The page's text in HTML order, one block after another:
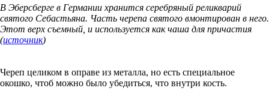
В Эберсберге в Германии хранится серебряный реликварий
святого Себастьяна. Часть черепа святого вмонтирован в него.
Этот верх съемный, и используется как чаша для причастия
(источник)
Череп целиком в оправе из металла, но есть специальное
окошко, чтоб можно было убедиться, что внутри кость.